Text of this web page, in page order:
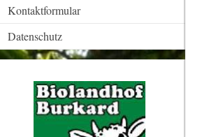
Kontaktformular
Datenschutz